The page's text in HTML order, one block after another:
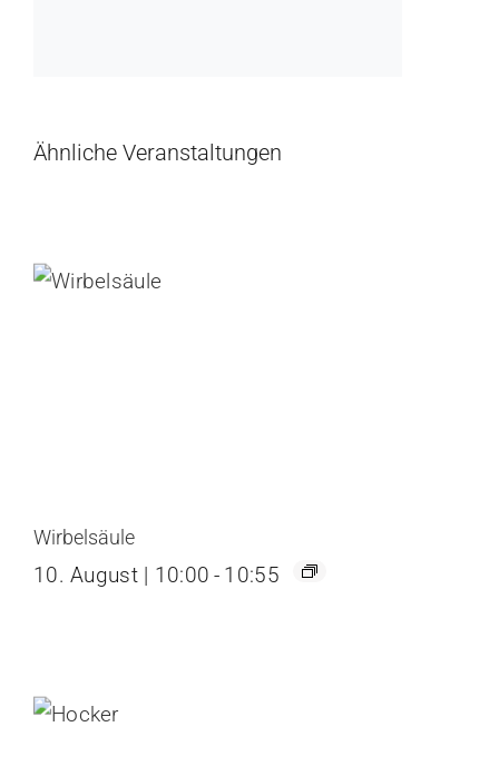
Ähnliche Veranstaltungen
Wirbelsäule
10. August | 10:00 - 10:55